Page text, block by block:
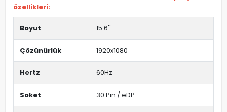
özellikleri:
Boyut 15.6''
Çözünürlük 1920x1080
Hertz 60Hz
Soket 30 Pin / eDP